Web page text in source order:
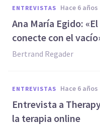
ENTREVISTAS hace 6 años
Ana María Egido:
conecte con el
Bertrand Regader
ENTREVISTAS hace 6 años
Entrevista a
la terapia online